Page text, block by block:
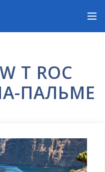
T ROC
ПАЛЬМЕ